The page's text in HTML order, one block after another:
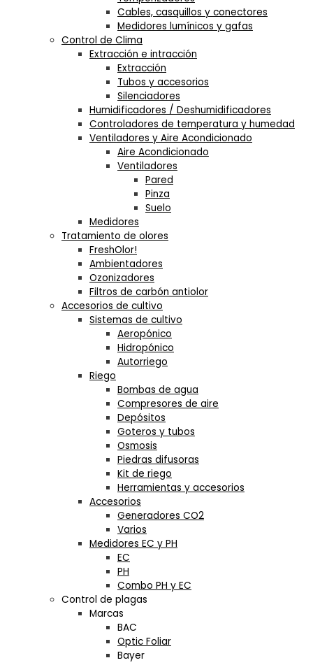
Cables, casquillos y conectores
Medidores lumínicos y gafas
Control de Clima
Extracción e intracción
Extracción
Tubos y accesorios
Silenciadores
Humidificadores / Deshumidificadores
Controladores de temperatura y humedad
Ventiladores y Aire Acondicionado
Aire Acondicionado
Ventiladores
Pared
Pinza
Suelo
Medidores
Tratamiento de olores
FreshOlor!
Ambientadores
Ozonizadores
Filtros de carbón antiolor
Accesorios de cultivo
Sistemas de cultivo
Aeropónico
Hidropónico
Autorriego
Riego
Bombas de agua
Compresores de aire
Depósitos
Goteros y tubos
Osmosis
Piedras difusoras
Kit de riego
Herramientas y accesorios
Accesorios
Generadores CO2
Varios
Medidores EC y PH
EC
PH
Combo PH y EC
Control de plagas
Marcas
BAC
Optic Foliar
Bayer